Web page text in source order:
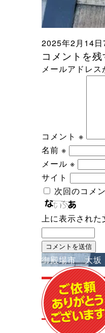
投
稿
日:
2025年2月14日
コメントを残
メールアドレス
コメント ※
名前 ※
メール ※
サイト
次回のコメ
上に表示された
投
稿
ナ
ビ
ゲ
御殿場市 大